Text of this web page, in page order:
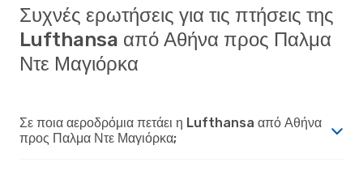
Συχνές ερωτήσεις για τις πτήσεις της
Lufthansa από Αθήνα προς Παλμα
Ντε Μαγιόρκα
Σε ποια αεροδρόμια πετάει η Lufthansa από Αθήνα
προς Παλμα Ντε Μαγιόρκα;